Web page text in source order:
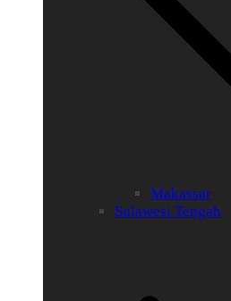
Makassar
Sulawesi Tengah